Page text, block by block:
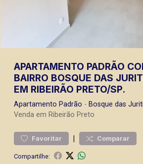
APARTAMENTO PADRÃO
BAIRRO BOSQUE DAS
EM RIBEIRÃO PRETO/SP.
Apartamento Padrão - Bosque das
Venda em Ribeirão Preto
Favoritar | Comparar
Compartilhe: